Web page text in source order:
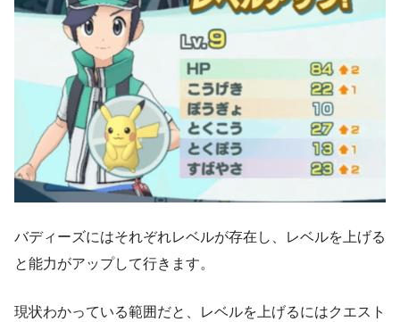
バディーズにはそれぞれレベルが存在し、レベルを上げる
と能力がアップして行きます。
現状わかっている範囲だと、レベルを上げるにはクエスト